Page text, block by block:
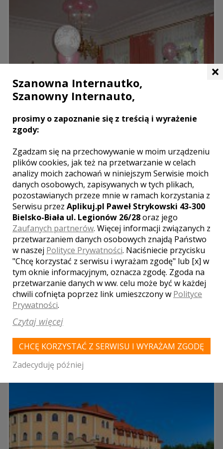
Zespół Pałacowo-Parkowy w Snopkowie
Snopków
Wspaniały, zabytkowy park, XIX-wieczna architektura i
rozpościerający się widok na urokliwy staw, tak maluje się
miejsce w którym z przyjemnością zorganizujemy Państwa
przyjęcie weselne.
parking
kuchnia
180
×
Szanowna Internautko,
Szanowny Internauto,
prosimy o zapoznanie się z treścią i wyrażenie
zgody:
Zgadzam się na przechowywanie w moim urządzeniu
plików cookies, jak też na przetwarzanie w celach
analizy moich zachowań w niniejszym Serwisie moich
danych osobowych, zapisywanych w tych plikach,
pozostawianych przeze mnie w ramach korzystania z
Serwisu przez Aplikuj.pl Paweł Strykowski 43-300
Bielsko-Biała ul. Legionów 26/28oraz jego
Zaufanych partnerów. Więcej informacji związanych z
przetwarzaniem danych osobowych znajdą Państwo
w naszej Polityce Prywatności. Naciśniecie przycisku
"Chcę korzystać z serwisu i wyrażam zgodę" lub [x] w
tym oknie informacyjnym, oznacza zgodę. Zgoda na
przetwarzanie danych w ww. celu może być w każdej
chwili cofnięta poprzez link umieszczony w Polityce
Prywatności.
Czytaj więcej
CHCĘ KORZYSTAĆ Z SERWISU I WYRAŻAM ZGODĘ
Zadecyduję później